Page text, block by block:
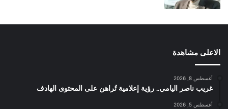
الاعلى مشاهدة
أغسطس 8, 2026
غريب ناصر اليامي.. رؤية إعلامية تُراهن على المحتوى الهادف
أغسطس 5, 2026